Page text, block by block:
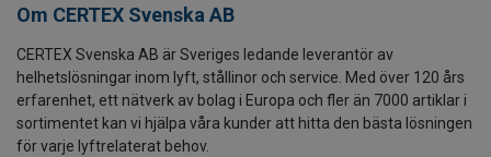
Om CERTEX Svenska AB
CERTEX Svenska AB är Sveriges ledande leverantör av
helhetslösningar inom lyft, stållinor och service. Med över 120 års
erfarenhet, ett nätverk av bolag i Europa och fler än 7000 artiklar i
sortimentet kan vi hjälpa våra kunder att hitta den bästa lösningen
för varje lyftrelaterat behov.